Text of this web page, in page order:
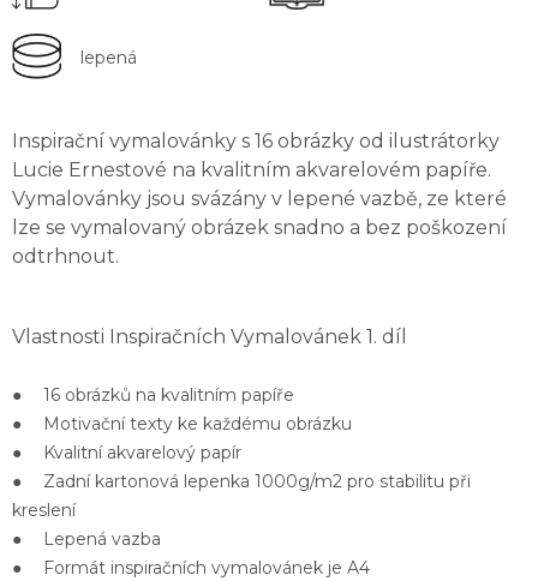
lepená
Inspirační vymalovánky s 16 obrázky od ilustrátorky
Lucie Ernestové na kvalitním akvarelovém papíře.
Vymalovánky jsou svázány v lepené vazbě, ze které
lze se vymalovaný obrázek snadno a bez poškození
odtrhnout.
Vlastnosti Inspiračních Vymalovánek 1. díl
● 16 obrázků na kvalitním papíře
●
Motivační texty ke každému obrázku
● Kvalitní akvarelový papír
● Zadní kartonová lepenka 1000g/m2 pro stabilitu při
kreslení
●
Lepená vazba
● Formát inspiračních vymalovánek je A4